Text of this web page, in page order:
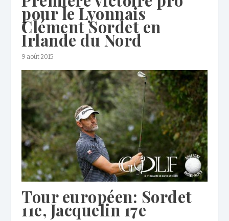
pour le Lyonnais
Clément Sordet en
Irlande du Nord
9 août 2015
Tour européen: Sordet
11e, Jacquelin 17e